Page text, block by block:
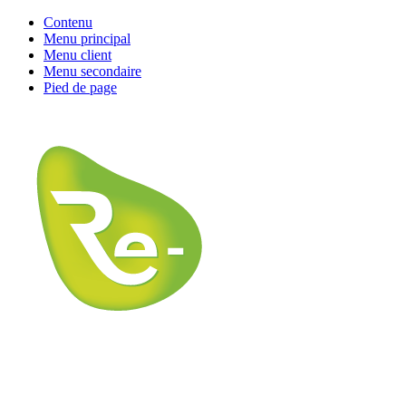
Contenu
Menu principal
Menu client
Menu secondaire
Pied de page